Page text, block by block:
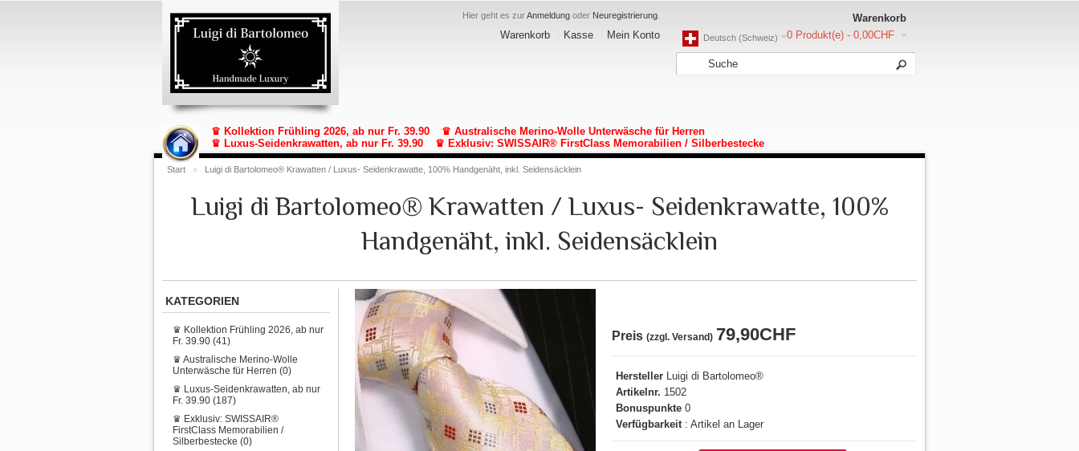
Hier geht es zurAnmeldung oder Neuregistrierung
Warenkorb Kasse Mein Konto
Warenkorb
0 Produkt(e) - 0,00CHF
Deutsch (Schweiz)
♛ Kollektion Frühling 2026, ab nur Fr. 39.90
♛ Australische Merino-Wolle Unterwäsche für Herren
♛ Luxus-Seidenkrawatten, ab nur Fr. 39.90
♛ Exklusiv: SWISSAIR® FirstClass Memorabilien / Silberbestecke
Start » Luigi di Bartolomeo® Krawatten / Luxus- Seidenkrawatte, 100% Handgenäht, inkl. Seidensäcklein
Luigi di Bartolomeo® Krawatten / Luxus- Seidenkrawatte, 100%
Handgenäht, inkl. Seidensäcklein
Preis (zzgl. Versand) 79,90CHF
Hersteller Luigi di Bartolomeo®
Artikelnr. 1502
Bonuspunkte 0
Verfügbarkeit : Artikel an Lager
KATEGORIEN
♛ Kollektion Frühling 2026, ab nur
Fr. 39.90 (41)
♛ Australische Merino-Wolle
Unterwäsche für Herren (0)
♛ Luxus-Seidenkrawatten, ab nur
Fr. 39.90 (187)
♛ Exklusiv: SWISSAIR®
FirstClass Memorabilien /
Silberbestecke (0)